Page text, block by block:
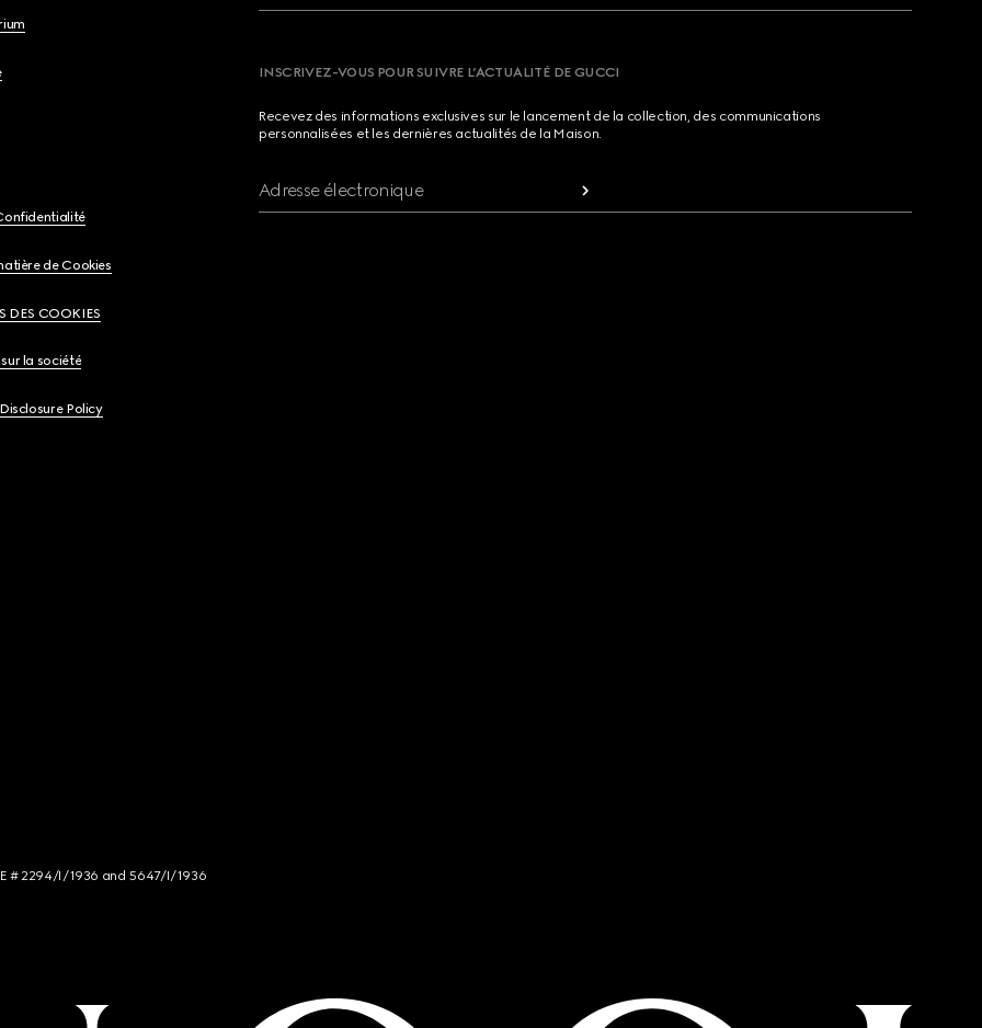
de Cookies
DES COOKIES
la société
Policy
INSCRIVEZ-VOUS POUR SUIVRE L’ACTUALITÉ DE GUCCI
Recevez des informations exclusives sur le lancement de la collection, des communications
personnalisées et les dernières actualités de la Maison.
Adresse électronique
# 2294/I/1936 and 5647/I/1936